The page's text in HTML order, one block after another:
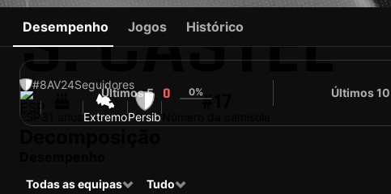
S. CASTEL
#8AV24Seguidores
ESP ExtremoPersib
#17
Desempenho Jogos Histórico
Últimos 5 0 0% Últimos 10
Todas as equipas Tudo